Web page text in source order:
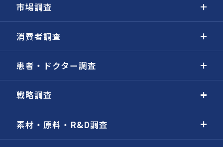
市場調査
消費者調査
患者・ドクター調査
戦略調査
素材・原料・R&D調査